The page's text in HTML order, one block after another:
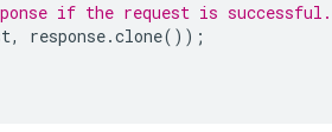
if the request is successful.
, response.clone());